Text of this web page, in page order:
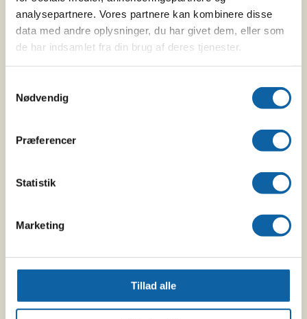
analysepartnere. Vores partnere kan kombinere disse
data med andre oplysninger, du har givet dem, eller som
de har indsamlet fra din brug af deres tjenester.
Nødvendig
Præferencer
Statistik
Marketing
Tillad alle
TAG PÅ SAFARI MED